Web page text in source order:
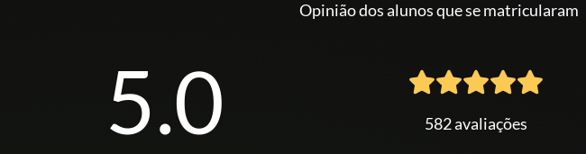
Opinião dos alunos que se matricularam
5.0 582 avaliações